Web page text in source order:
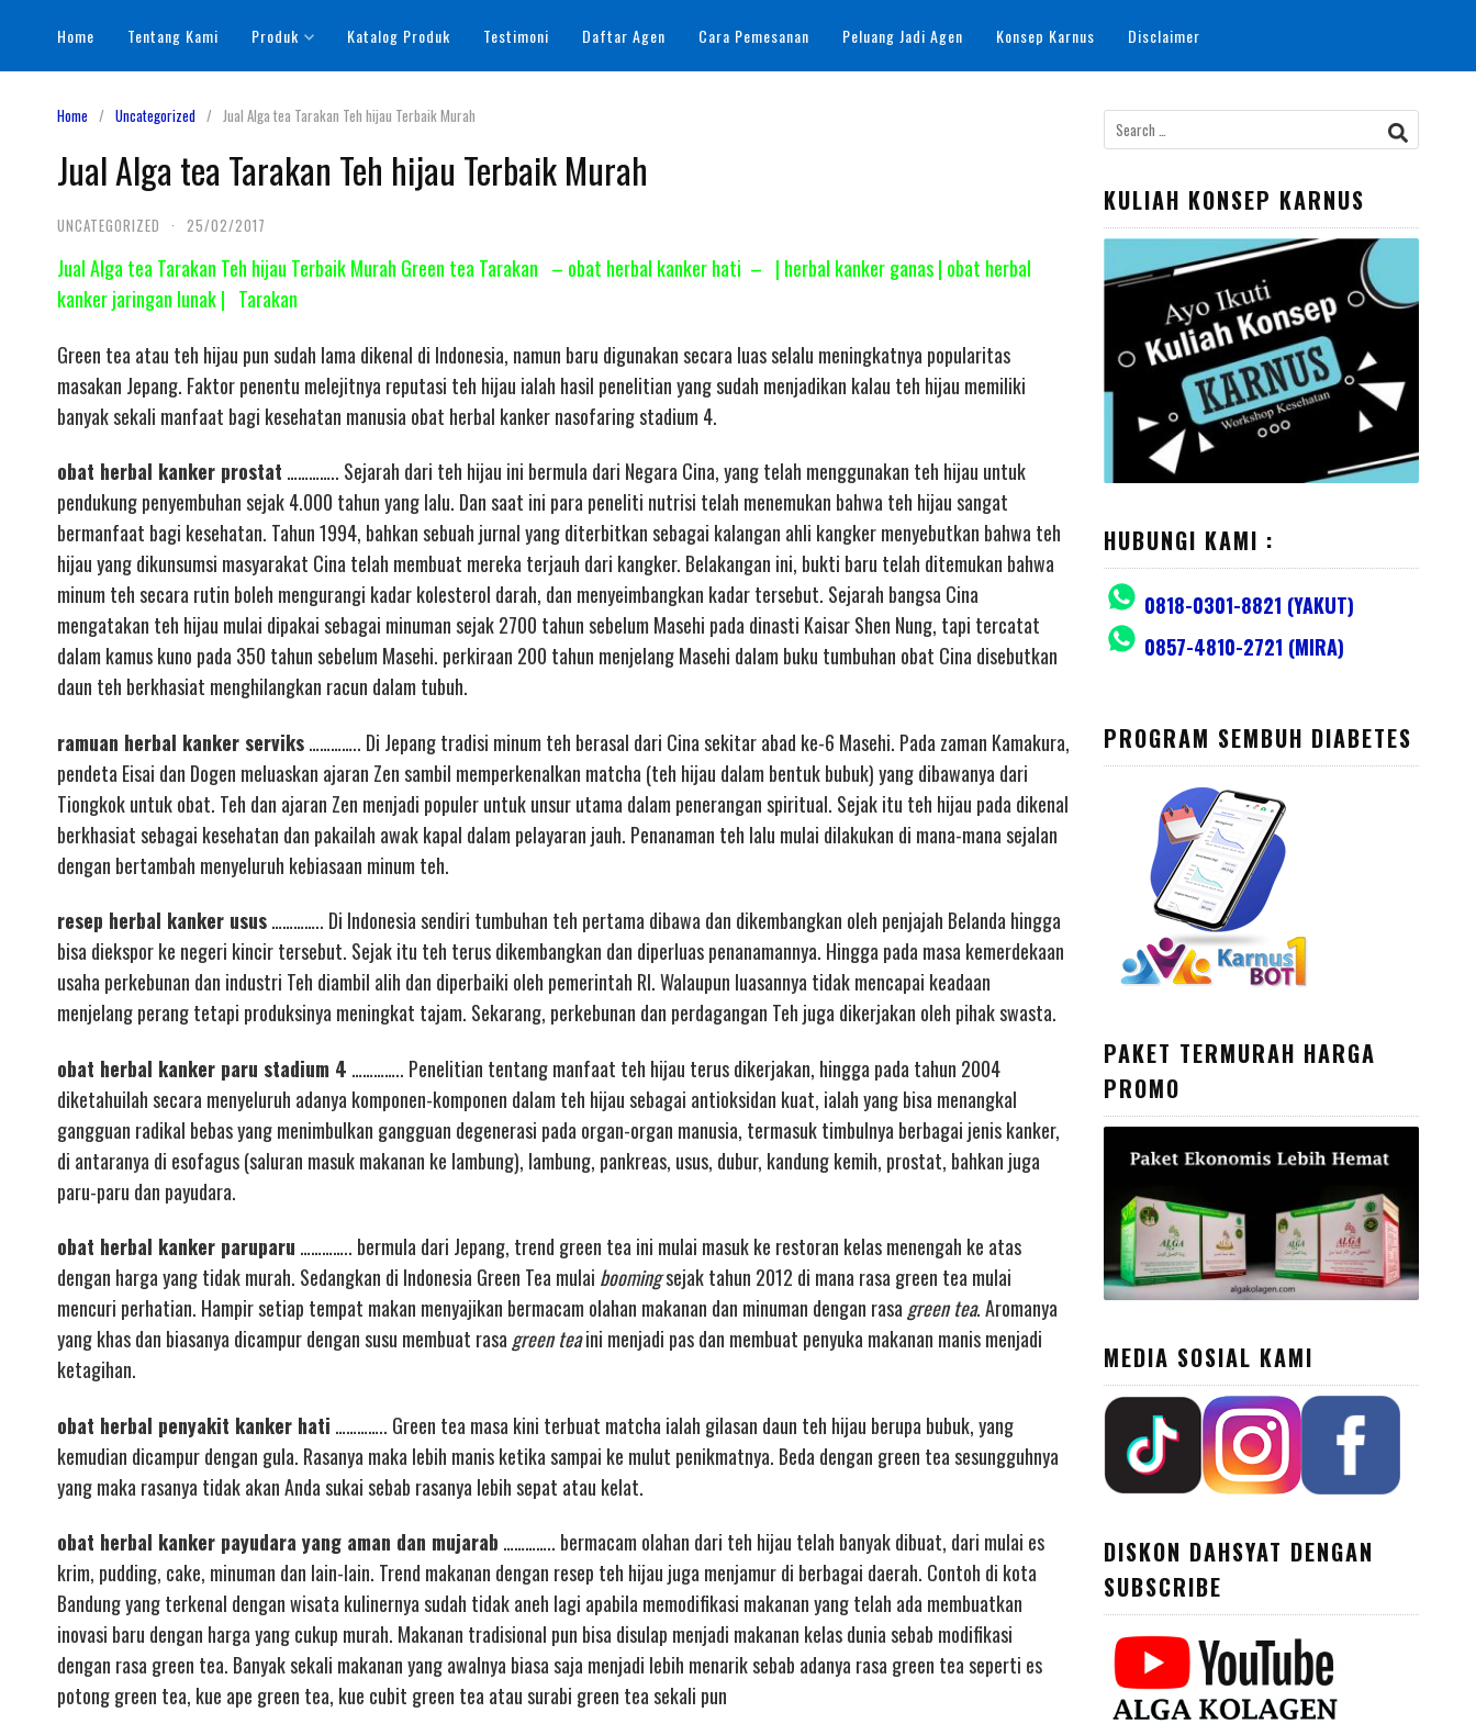
content
Home Tentang Kami Produk Katalog Produk Testimoni Daftar Agen Cara Pemesanan Peluang Jadi Agen Konsep Karnus Disclaimer
Home Uncategorized Jual Alga tea Tarakan Teh hijau Terbaik Murah
Jual Alga tea Tarakan Teh hijau Terbaik Murah
UNCATEGORIZED · 25/02/2017
Jual Alga tea Tarakan Teh hijau Terbaik Murah Green tea Tarakan – obat herbal kanker hati – | herbal kanker ganas | obat herbal
kanker jaringan lunak | Tarakan
Green tea atau teh hijau pun sudah lama dikenal di Indonesia, namun baru digunakan secara luas selalu meningkatnya popularitas
masakan Jepang. Faktor penentu melejitnya reputasi teh hijau ialah hasil penelitian yang sudah menjadikan kalau teh hijau memiliki
banyak sekali manfaat bagi kesehatan manusia obat herbal kanker nasofaring stadium 4.
obat herbal kanker prostat ………….. Sejarah dari teh hijau ini bermula dari Negara Cina, yang telah menggunakan teh hijau untuk
pendukung penyembuhan sejak 4.000 tahun yang lalu. Dan saat ini para peneliti nutrisi telah menemukan bahwa teh hijau sangat
bermanfaat bagi kesehatan. Tahun 1994, bahkan sebuah jurnal yang diterbitkan sebagai kalangan ahli kangker menyebutkan bahwa teh
hijau yang dikunsumsi masyarakat Cina telah membuat mereka terjauh dari kangker. Belakangan ini, bukti baru telah ditemukan bahwa
minum teh secara rutin boleh mengurangi kadar kolesterol darah, dan menyeimbangkan kadar tersebut. Sejarah bangsa Cina
mengatakan teh hijau mulai dipakai sebagai minuman sejak 2700 tahun sebelum Masehi pada dinasti Kaisar Shen Nung, tapi tercatat
dalam kamus kuno pada 350 tahun sebelum Masehi. perkiraan 200 tahun menjelang Masehi dalam buku tumbuhan obat Cina disebutkan
daun teh berkhasiat menghilangkan racun dalam tubuh.
ramuan herbal kanker serviks………….. Di Jepang tradisi minum teh berasal dari Cina sekitar abad ke-6 Masehi. Pada zaman Kamakura,
pendeta Eisai dan Dogen meluaskan ajaran Zen sambil memperkenalkan matcha (teh hijau dalam bentuk bubuk) yang dibawanya dari
Tiongkok untuk obat. Teh dan ajaran Zen menjadi populer untuk unsur utama dalam penerangan spiritual. Sejak itu teh hijau pada dikenal
berkhasiat sebagai kesehatan dan pakailah awak kapal dalam pelayaran jauh. Penanaman teh lalu mulai dilakukan di mana-mana sejalan
dengan bertambah menyeluruh kebiasaan minum teh.
resep herbal kanker usus………….. Di Indonesia sendiri tumbuhan teh pertama dibawa dan dikembangkan oleh penjajah Belanda hingga
bisa diekspor ke negeri kincir tersebut. Sejak itu teh terus dikembangkan dan diperluas penanamannya. Hingga pada masa kemerdekaan
usaha perkebunan dan industri Teh diambil alih dan diperbaiki oleh pemerintah RI. Walaupun luasannya tidak mencapai keadaan
menjelang perang tetapi produksinya meningkat tajam. Sekarang, perkebunan dan perdagangan Teh juga dikerjakan oleh pihak swasta.
obat herbal kanker paru stadium 4 ………….. Penelitian tentang manfaat teh hijau terus dikerjakan, hingga pada tahun 2004
diketahuilah secara menyeluruh adanya komponen-komponen dalam teh hijau sebagai antioksidan kuat, ialah yang bisa menangkal
gangguan radikal bebas yang menimbulkan gangguan degenerasi pada organ-organ manusia, termasuk timbulnya berbagai jenis kanker,
di antaranya di esofagus (saluran masuk makanan ke lambung), lambung, pankreas, usus, dubur, kandung kemih, prostat, bahkan juga
paru-paru dan payudara.
obat herbal kanker paruparu ………….. bermula dari Jepang, trend green tea ini mulai masuk ke restoran kelas menengah ke atas
dengan harga yang tidak murah. Sedangkan di Indonesia Green Tea mulai boomingsejak tahun 2012 di mana rasa green tea mulai
mencuri perhatian. Hampir setiap tempat makan menyajikan bermacam olahan makanan dan minuman dengan rasa green tea. Aromanya
yang khas dan biasanya dicampur dengan susu membuat rasa green teaini menjadi pas dan membuat penyuka makanan manis menjadi
ketagihan.
obat herbal penyakit kanker hati ………….. Green tea masa kini terbuat matcha ialah gilasan daun teh hijau berupa bubuk, yang
kemudian dicampur dengan gula. Rasanya maka lebih manis ketika sampai ke mulut penikmatnya. Beda dengan green tea sesungguhnya
yang maka rasanya tidak akan Anda sukai sebab rasanya lebih sepat atau kelat.
obat herbal kanker payudara yang aman dan mujarab ………….. bermacam olahan dari teh hijau telah banyak dibuat, dari mulai es
krim, pudding, cake, minuman dan lain-lain. Trend makanan dengan resep teh hijau juga menjamur di berbagai daerah. Contoh di kota
Bandung yang terkenal dengan wisata kulinernya sudah tidak aneh lagi apabila memodifikasi makanan yang telah ada membuatkan
inovasi baru dengan harga yang cukup murah. Makanan tradisional pun bisa disulap menjadi makanan kelas dunia sebab modifikasi
dengan rasa green tea. Banyak sekali makanan yang awalnya biasa saja menjadi lebih menarik sebab adanya rasa green tea seperti es
potong green tea, kue ape green tea, kue cubit green tea atau surabi green tea sekali pun
Search
for:
KULIAH KONSEP KARNUS
HUBUNGI KAMI :
0818-0301-8821 (YAKUT)
0857-4810-2721 (MIRA)
PROGRAM SEMBUH DIABETES
PAKET TERMURAH HARGA
PROMO
MEDIA SOSIAL KAMI
DISKON DAHSYAT DENGAN
SUBSCRIBE